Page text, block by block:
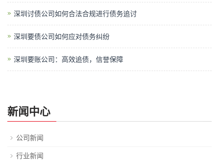
深圳讨债公司如何合法合规进行债务追讨
深圳要债公司如何应对债务纠纷
深圳要账公司：高效追债，信誉保障
新闻中心
公司新闻
行业新闻